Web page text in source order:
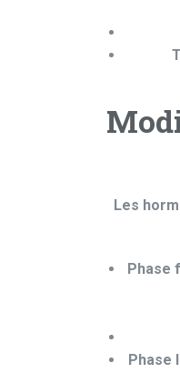
Les
Phase
Phase